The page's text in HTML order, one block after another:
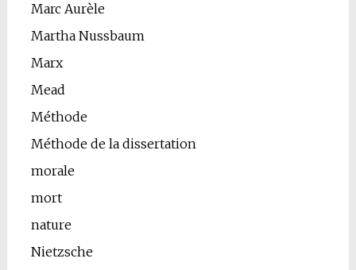
Marc Aurèle
Martha Nussbaum
Marx
Mead
Méthode
Méthode de la dissertation
morale
mort
nature
Nietzsche